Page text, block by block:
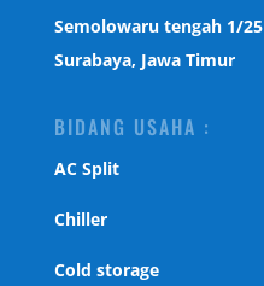
Semolowaru tengah 1/25
Surabaya, Jawa Timur
BIDANG USAHA :
AC Split
Chiller
Cold storage